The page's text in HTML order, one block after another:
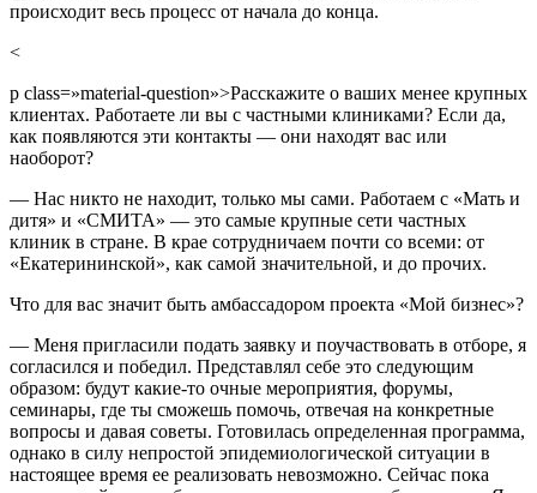
происходит весь процесс от начала до конца.
<
p class=»material-question»>Расскажите о ваших менее крупных
клиентах. Работаете ли вы с частными клиниками? Если да,
как появляются эти контакты — они находят вас или
наоборот?
— Нас никто не находит, только мы сами. Работаем с «Мать и
дитя» и «СМИТА» — это самые крупные сети частных
клиник в стране. В крае сотрудничаем почти со всеми: от
«Екатерининской», как самой значительной, и до прочих.
Что для вас значит быть амбассадором проекта «Мой бизнес»?
— Меня пригласили подать заявку и поучаствовать в отборе, я
согласился и победил. Представлял себе это следующим
образом: будут какие-то очные мероприятия, форумы,
семинары, где ты сможешь помочь, отвечая на конкретные
вопросы и давая советы. Готовилась определенная программа,
однако в силу непростой эпидемиологической ситуации в
настоящее время ее реализовать невозможно. Сейчас пока